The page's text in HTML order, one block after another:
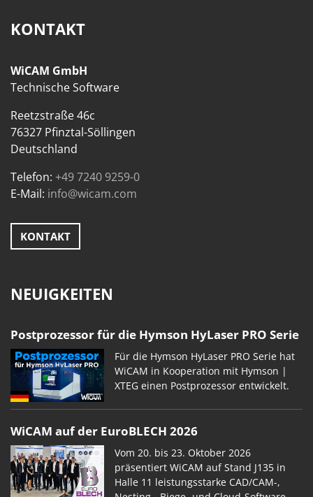
KONTAKT
WiCAM GmbH
Technische Software
Reetzstraße 46c
76327 Pfinztal-Söllingen
Deutschland
Telefon: +49 7240 9259-0
E-Mail: info@wicam.com
KONTAKT
NEUIGKEITEN
Postprozessor für die Hymson HyLaser PRO Serie
Für die Hymson HyLaser PRO Serie hat
WiCAM in Kooperation mit Hymson |
XTEG einen Postprozessor entwickelt.
WiCAM auf der EuroBLECH 2026
Vom 20. bis 23. Oktober 2026
präsentiert WiCAM auf Stand J135 in
Halle 11 leistungsstarke CAD/CAM-,